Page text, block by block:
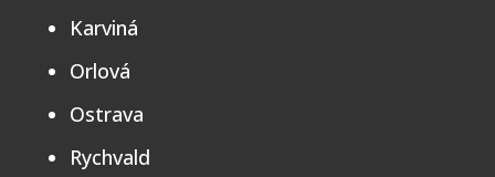
Karviná
Orlová
Ostrava
Rychvald